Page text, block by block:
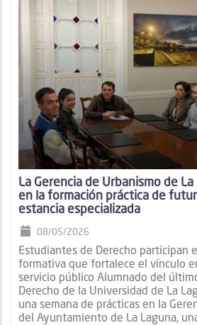
La Gerencia de Urbanismo de
en la formación práctica de
estancia especializada
08/05/2026
Estudiantes de Derecho participan
formativa que fortalece el vínculo
servicio público Alumnado del
Derecho de la Universidad de La
una semana de prácticas en la
del Ayuntamiento de La Laguna,